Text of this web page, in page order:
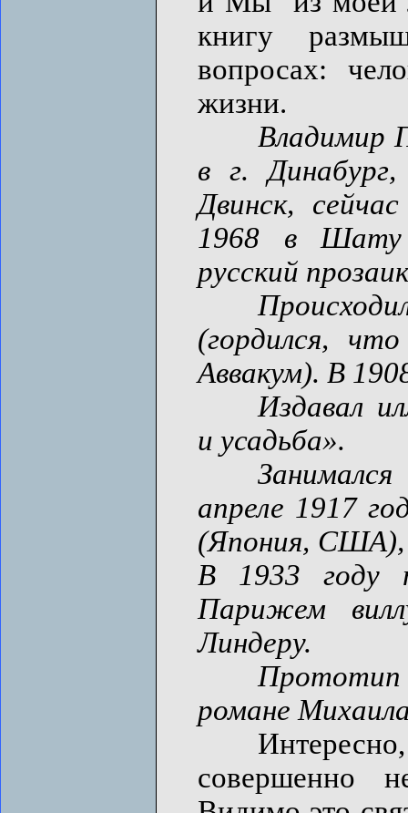
книгу
вопросах:
жизни.
Владимир
в г.
Двинск,
1968 в Шату
русский
(гордился,
Аввакум). В
Издавал
и усадьба».
Занимался
апреле 1917
(Япония, США),
В 1933 году
Парижем
Линдеру.
Прототип
романе
Интересно,
совершенно